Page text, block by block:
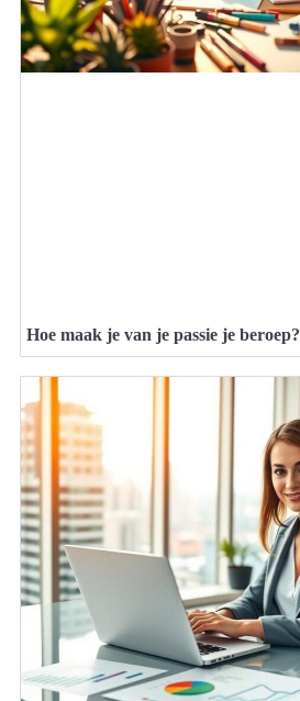
Hoe maak je van je passie je beroep?